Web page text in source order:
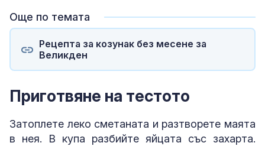
Още по темата
Рецепта за козунак без месене за
Великден
Приготвяне на тестото
Затоплете леко сметаната и разтворете маята
в нея. В купа разбийте яйцата със захарта.